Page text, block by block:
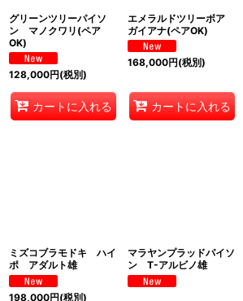
グリーンツリーパイソ
ン マノクワリ(ペア
OK)
128,000円(税別)
カートに入れる
エメラルドツリーボア
ガイアナ(ペアOK)
168,000円(税別)
カートに入れる
ミズコブラモドキ ハイ
ポ アダルト雄
198,000円(税別)
マラヤンプラッドパイソ
ン T-アルビノ雄